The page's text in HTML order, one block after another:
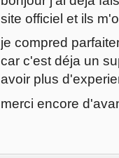
site officiel et ils
je compred
car c'est déja un
avoir plus
merci encore